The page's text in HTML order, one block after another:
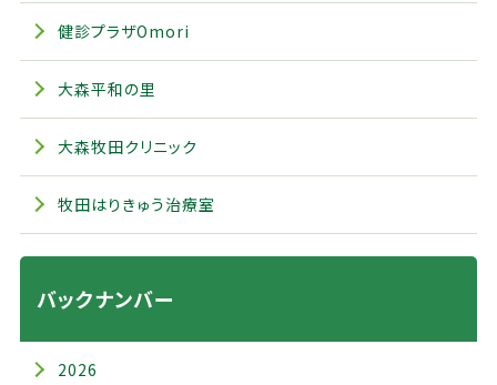
健診プラザOmori
大森平和の里
大森牧田クリニック
牧田はりきゅう治療室
バックナンバー
2026